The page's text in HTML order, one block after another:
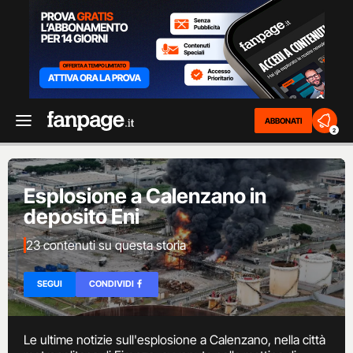
ABBONATI
2
Esplosione a Calenzano in
deposito Eni
23 contenuti su questa storia
SEGUI CONDIVIDI
Le ultime notizie sull'esplosione a Calenzano, nella città